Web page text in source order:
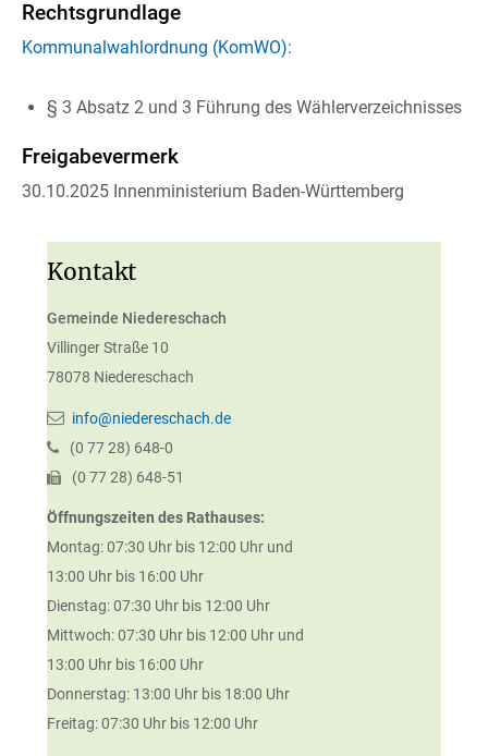
Rechtsgrundlage
Kommunalwahlordnung (KomWO):
§ 3 Absatz 2 und 3 Führung des Wählerverzeichnisses
Freigabevermerk
30.10.2025 Innenministerium Baden-Württemberg
Kontakt
Gemeinde Niedereschach
Villinger Straße 10
78078 Niedereschach
info@niedereschach.de
(0 7728) 648-0
(0 7728) 648-51
Öffnungszeiten des Rathauses:
Montag: 07:30 Uhr bis 12:00 Uhr und
13:00 Uhr bis 16:00 Uhr
Dienstag: 07:30 Uhr bis 12:00 Uhr
Mittwoch: 07:30 Uhr bis 12:00 Uhr und
13:00 Uhr bis 16:00 Uhr
Donnerstag: 13:00 Uhr bis 18:00 Uhr
Freitag: 07:30 Uhr bis 12:00 Uhr